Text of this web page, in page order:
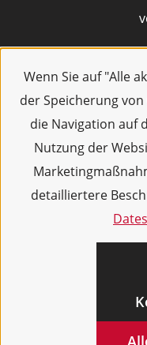
Wenn Sie auf "Alle
der Speicherung
die Navigation auf
Nutzung der
detailliertere